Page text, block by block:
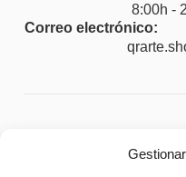
8:00h -
Correo electrónico: